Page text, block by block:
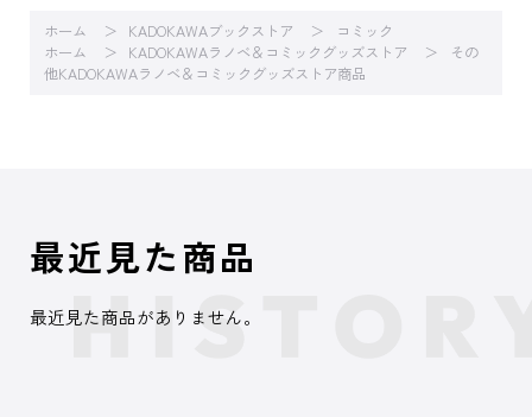
ホーム KADOKAWAブックストア
コミック
ホーム
KADOKAWAラノベ＆コミックグッズストア
その
他KADOKAWAラノベ＆コミックグッズストア商品
最近見た商品
最近見た商品がありません。